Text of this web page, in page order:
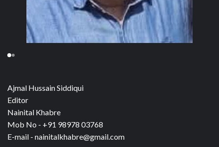
Ajmal Hussain Siddiqui
Editor
Nainital Khabre
Mob No - +91 98978 03768
E-mail - nainitalkhabre@gmail.com